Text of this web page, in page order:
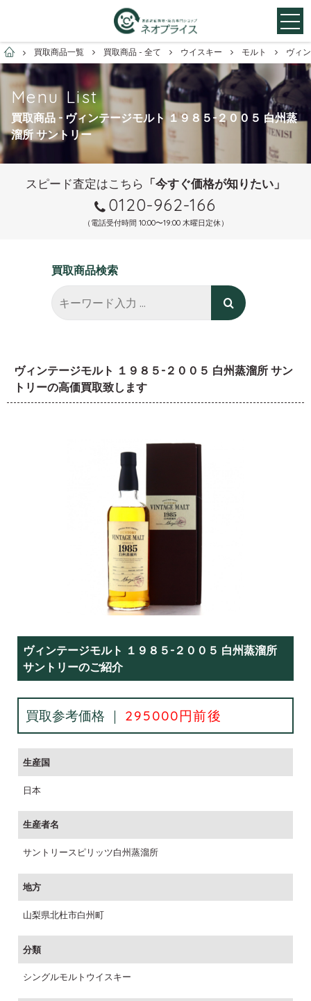
お酒買取専門店ネオプライス
買取商品一覧 買取商品 - 全て ウイスキー モルト ヴィ
Menu List
買取商品 - ヴィンテージモルト １９８５-２００５ 白州蒸
溜所 サントリー
スピード査定はこちら 「今すぐ価格が知りたい」
0120-962-166
（電話受付時間 10:00〜19:00 木曜日定休）
買取商品検索
ヴィンテージモルト １９８５-２００５ 白州蒸溜所 サン
トリーの高価買取致します
ヴィンテージモルト １９８５-２００５ 白州蒸溜所
サントリーのご紹介
買取参考価格 ｜ 295000円前後
生産国
日本
生産者名
サントリースピリッツ白州蒸溜所
地方
山梨県北杜市白州町
分類
シングルモルトウイスキー